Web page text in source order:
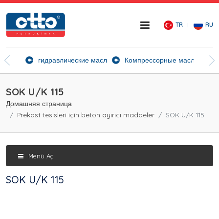
TR RU
агенты гидравлические масла Компрессорные масла
SOK U/K 115
Домашняя страница
Prekast tesisleri için beton ayırıcı maddeler
SOK U/K 115
Menü Aç
SOK U/K 115